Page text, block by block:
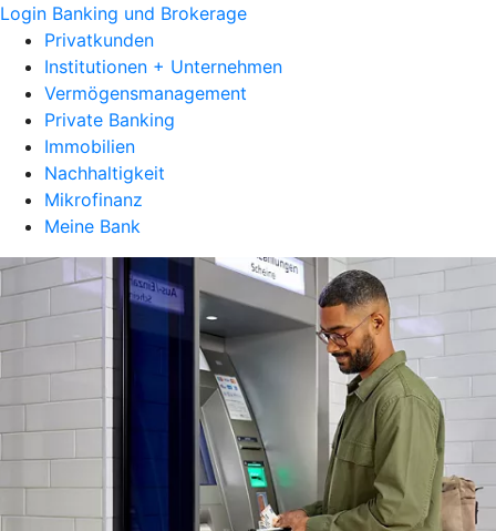
Login Banking und Brokerage
Privatkunden
Institutionen + Unternehmen
Vermögensmanagement
Private Banking
Immobilien
Nachhaltigkeit
Mikrofinanz
Meine Bank